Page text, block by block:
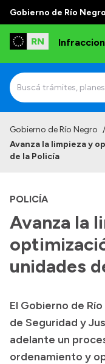
Gobierno de Río Negro
Juzgado
Autoridades
Normativa
Institucional
Autoridades
Delegaciones
Normativa
Gobierno de Río Negro /
Avanza la limpieza y
de la Policía
POLICÍA
Avanza la
unidades
El Gobierno de
de Seguridad y
adelante un
ordenamiento y